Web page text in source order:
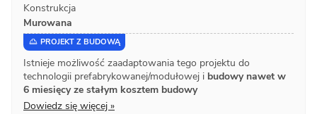
Konstrukcja
Murowana
PROJEKT Z BUDOWĄ
Istnieje możliwość zaadaptowania tego projektu do
technologii prefabrykowanej/modułowej i budowy nawet w
6 miesięcy ze stałym kosztem budowy
Dowiedz się więcej »